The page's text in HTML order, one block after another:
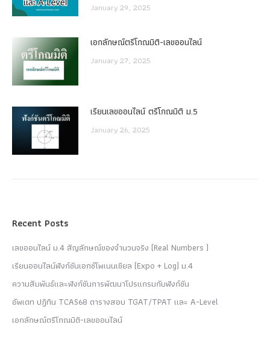
January 29, 2025
เอกลักษณ์ตรีโกณมิติ-เลขออนไลน์
January 27, 2025
เรียนเลขออนไลน์ ตรีโกณมิติ ม.5
January 26, 2025
Recent Posts
เลขออนไลน์ ม.4 สัญลักษณ์ของจำนวนจริง (Real Numbers )
เรียนออนไลน์ฟังก์ชันเอกซ์โพเนนเชียล (Expo + Log) ม.4
ความสัมพันธ์และฟังก์ชันการพัฒนาโปรแกรมกับฟังก์ชัน
อัพเดท ปฏิทิน TCAS68 ตารางสอบ TGAT/TPAT และ A-Level
เอกลักษณ์ตรีโกณมิติ-เลขออนไลน์